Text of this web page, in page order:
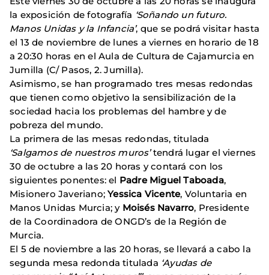
la exposición de fotografía ‘Soñando un futuro.
Manos Unidas y la Infancia’, que se podrá visitar hasta
el 13 de noviembre de lunes a viernes en horario de 18
a 20:30 horas en el Aula de Cultura de Cajamurcia en
Jumilla (C/ Pasos, 2. Jumilla).
Asimismo, se han programado tres mesas redondas
que tienen como objetivo la sensibilización de la
sociedad hacia los problemas del hambre y de
pobreza del mundo.
La primera de las mesas redondas, titulada
‘Salgamos de nuestros muros’tendrá lugar el viernes
30 de octubre a las 20 horas y contará con los
siguientes ponentes: el Padre Miguel Taboada,
Misionero Javeriano;Yessica Vicente, Voluntaria en
Manos Unidas Murcia; y Moisés Navarro, Presidente
de la Coordinadora de ONGD’s de la Región de
Murcia.
El 5 de noviembre a las 20 horas, se llevará a cabo la
segunda mesa redonda titulada ‘Ayudas de